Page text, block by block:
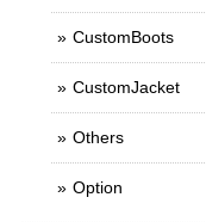
CustomBoots
CustomJacket
Others
Option